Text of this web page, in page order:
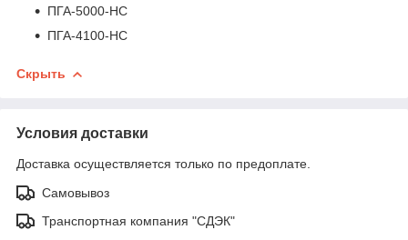
ПГА-5000-НС
ПГА-4100-НС
Скрыть
Условия доставки
Доставка осуществляется только по предоплате.
Самовывоз
Транспортная компания "СДЭК"